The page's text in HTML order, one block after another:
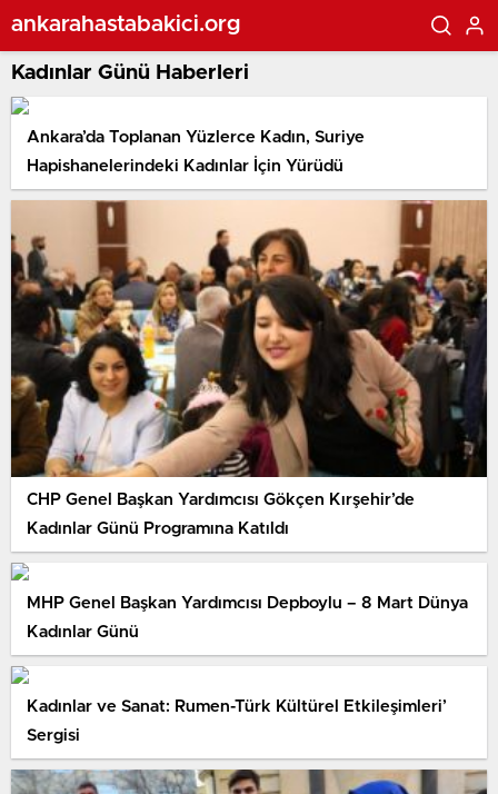
ankarahastabakici.org
Kadınlar Günü Haberleri
Ankara’da Toplanan Yüzlerce Kadın, Suriye
Hapishanelerindeki Kadınlar İçin Yürüdü
CHP Genel Başkan Yardımcısı Gökçen Kırşehir’de
Kadınlar Günü Programına Katıldı
MHP Genel Başkan Yardımcısı Depboylu – 8 Mart Dünya
Kadınlar Günü
Kadınlar ve Sanat: Rumen-Türk Kültürel Etkileşimleri’
Sergisi